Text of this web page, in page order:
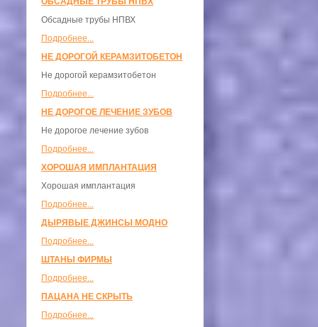
Обсадные трубы НПВХ
Подробнее...
НЕ ДОРОГОЙ КЕРАМЗИТОБЕТОН
Не дорогой керамзитобетон
Подробнее...
НЕ ДОРОГОЕ ЛЕЧЕНИЕ ЗУБОВ
Не дорогое лечение зубов
Подробнее...
ХОРОШАЯ ИМПЛАНТАЦИЯ
Хорошая имплантация
Подробнее...
ДЫРЯВЫЕ ДЖИНСЫ МОДНО
Подробнее...
ШТАНЫ ФИРМЫ
Подробнее...
ПАЦАНА НЕ СКРЫТЬ
Подробнее...